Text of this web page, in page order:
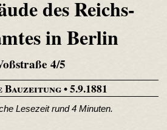
des Reichs-
in Berlin
4/5
Bauzeitung• 5.9.1881
Lesezeit rund 4 Minuten.